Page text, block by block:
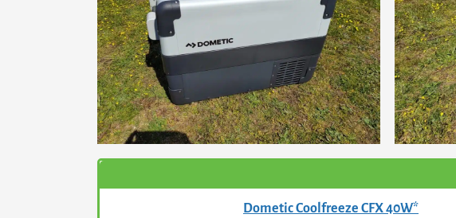
Dometic Coolfreeze CFX 40W*